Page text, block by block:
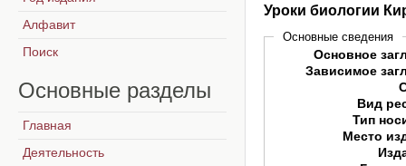
Уроки биологии
Основные сведения
Основное
Зависимое
Вид
Тип
Место
Алфавит
Поиск
Основные разделы
Главная
Деятельность